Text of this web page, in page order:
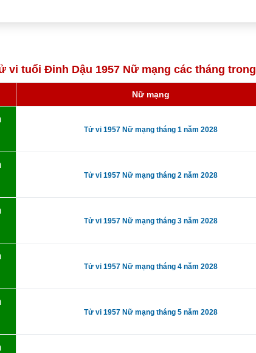
vi tuổi Đinh Dậu 1957 Nữ mạng các tháng
Nữ mạng
Tử vi 1957 Nữ mạng tháng 1 năm 2028
Tử vi 1957 Nữ mạng tháng 2 năm 2028
Tử vi 1957 Nữ mạng tháng 3 năm 2028
Tử vi 1957 Nữ mạng tháng 4 năm 2028
Tử vi 1957 Nữ mạng tháng 5 năm 2028